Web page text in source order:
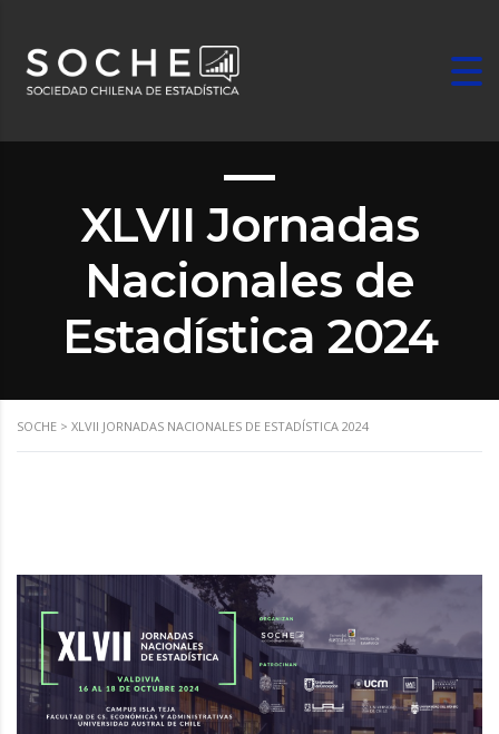
XLVII Jornadas
Nacionales de
Estadística 2024
SOCHE > XLVII JORNADAS NACIONALES DE ESTADÍSTICA 2024